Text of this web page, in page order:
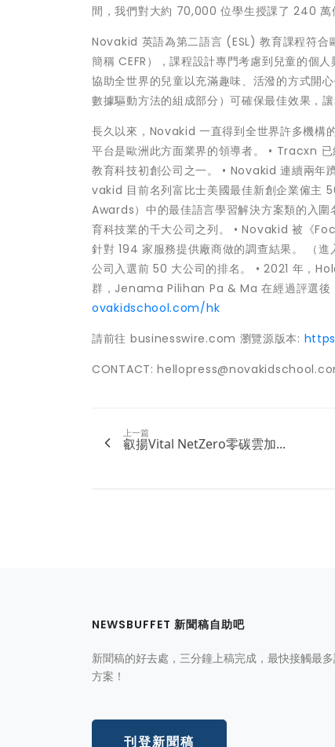
間，我們對大約 70,000 位學生授課了 240 萬
Novakid 英語為第二語言 (ESL) 教育課程符
簡稱 CEFR），課程設計專門考慮到兒童的個
協助全世界的兒童以充滿趣味、活潑的方式開
數據驅動方法的組成部分）可確保最佳效果，
長久以來，Novakid 一直得到全世界許多機
平台是歐洲此方面業界的領導者。 • Tracxn
教育科技初創公司之一。 • Novakid 連續兩年
vakid 目前名列富比士美國最佳新創企業僱
Awards）中的最佳語言學習解決方案類的入
育科技業的千大公司之列。 • Novakid 被《
針對 194 家服務提供廠商做的調查結果。 （
公司入選前 50 大公司的排名。 • 2021 年，
群，Jenama Pilihan Pa & Ma 在經過評選後
ovakidschool.com/hk
請前往 businesswire.com 瀏覽源版本:
CONTACT:
上一篇
叡揚Vital NetZero零碳雲加...
NEWSBUFFET 新聞稿自助吧
新聞稿的好去處，三分鐘上稿完成，最快接觸最
方案！
刊登新聞稿